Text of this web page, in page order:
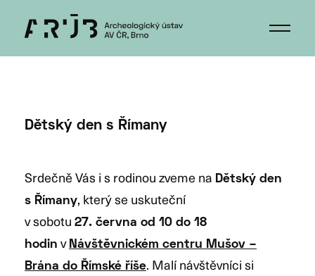
Dětský den s Římany
Srdečně Vás i s rodinou zveme na Dětský den
s Římany, který se uskuteční
v sobotu 27. června od 10 do 18
hodin v Návštěvnickém centru Mušov –
Brána do Římské říše. Malí návštěvníci si